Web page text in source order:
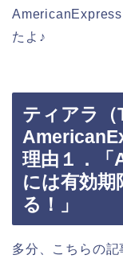
AmericanExpress
たよ♪
ティアラ（
理由１．
には有効
る！」
多分、こちらの記